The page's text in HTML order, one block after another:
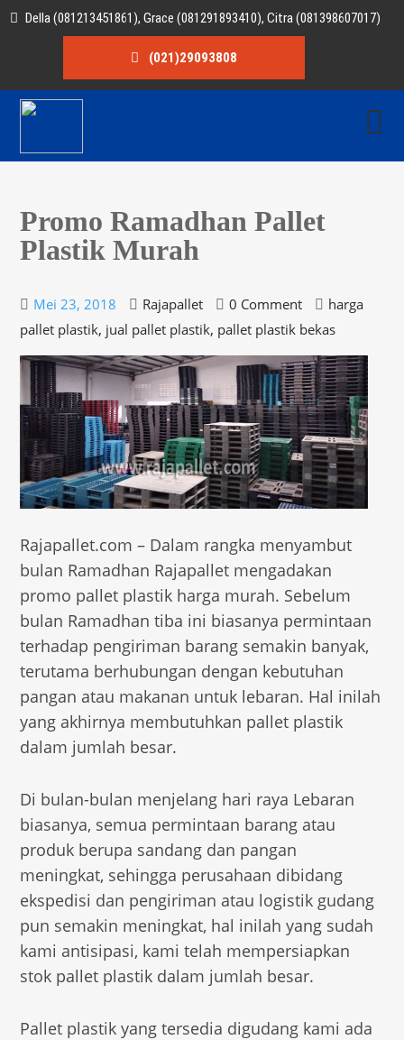
Della (081213451861), Grace (081291893410), Citra (081398607017)
(021)29093808
Promo Ramadhan Pallet
Plastik Murah
Mei 23, 2018 Rajapallet 0 Comment
harga
pallet plastik, jual pallet plastik, pallet plastik bekas
Rajapallet.com – Dalam rangka menyambut
bulan Ramadhan Rajapallet mengadakan
promo pallet plastik harga murah. Sebelum
bulan Ramadhan tiba ini biasanya permintaan
terhadap pengiriman barang semakin banyak,
terutama berhubungan dengan kebutuhan
pangan atau makanan untuk lebaran. Hal inilah
yang akhirnya membutuhkan pallet plastik
dalam jumlah besar.
Di bulan-bulan menjelang hari raya Lebaran
biasanya, semua permintaan barang atau
produk berupa sandang dan pangan
meningkat, sehingga perusahaan dibidang
ekspedisi dan pengiriman atau logistik gudang
pun semakin meningkat, hal inilah yang sudah
kami antisipasi, kami telah mempersiapkan
stok pallet plastik dalam jumlah besar.
Pallet plastik yang tersedia digudang kami ada